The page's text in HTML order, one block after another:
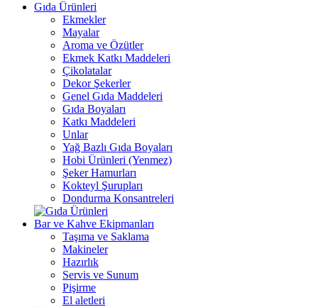
Gıda Ürünleri
Ekmekler
Mayalar
Aroma ve Özütler
Ekmek Katkı Maddeleri
Çikolatalar
Dekor Şekerler
Genel Gıda Maddeleri
Gıda Boyaları
Katkı Maddeleri
Unlar
Yağ Bazlı Gıda Boyaları
Hobi Ürünleri (Yenmez)
Şeker Hamurları
Kokteyl Şurupları
Dondurma Konsantreleri
Bar ve Kahve Ekipmanları
Taşıma ve Saklama
Makineler
Hazırlık
Servis ve Sunum
Pişirme
El aletleri